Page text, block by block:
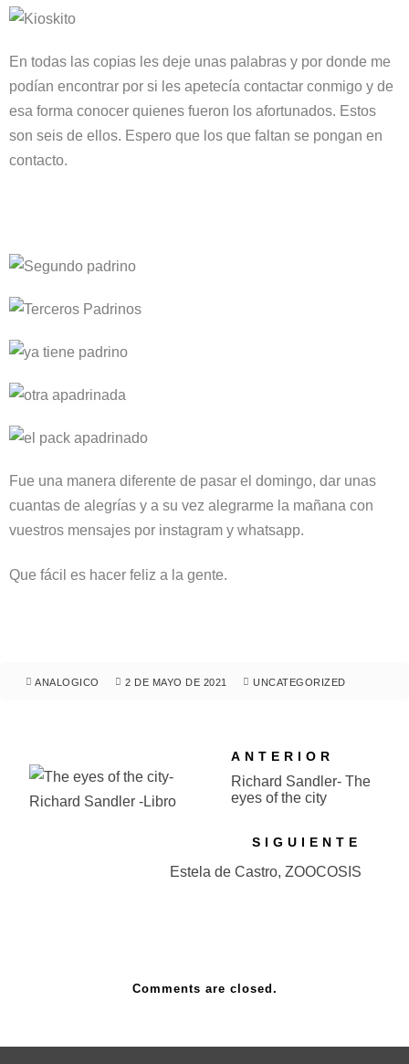
En todas las copias les deje unas palabras y por donde me
podían encontrar por si les apetecía contactar conmigo y de
esa forma conocer quienes fueron los afortunados. Estos
son seis de ellos. Espero que los que faltan se pongan en
contacto.
Fue una manera diferente de pasar el domingo, dar unas
cuantas de alegrías y a su vez alegrarme la mañana con
vuestros mensajes por instagram y whatsapp.
Que fácil es hacer feliz a la gente.
ANALOGICO 2 DE MAYO DE 2021 UNCATEGORIZED
ANTERIOR
Richard Sandler- The
eyes of the city
SIGUIENTE
Estela de Castro, ZOOCOSIS
Comments are closed.